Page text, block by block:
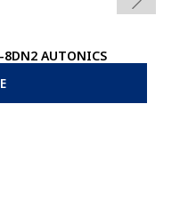
8DN2 AUTONICS